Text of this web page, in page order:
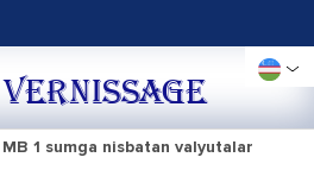
1 sumga nisbatan valyutalar